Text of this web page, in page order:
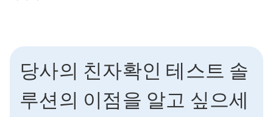
당사의 친자확인 테스트 솔
루션의 이점을 알고 싶으세